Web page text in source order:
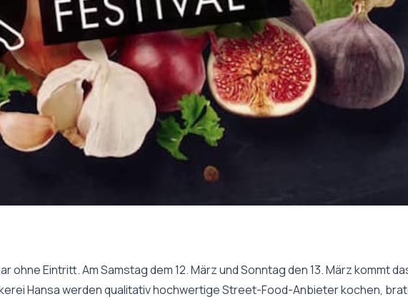
ohne Eintritt. Am Samstag dem 12. März und Sonntag den 13. März kommt
Hansa werden qualitativ hochwertige Street-Food-Anbieter kochen,